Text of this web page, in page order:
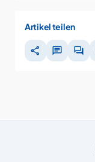
Artikel teilen
share chat forum